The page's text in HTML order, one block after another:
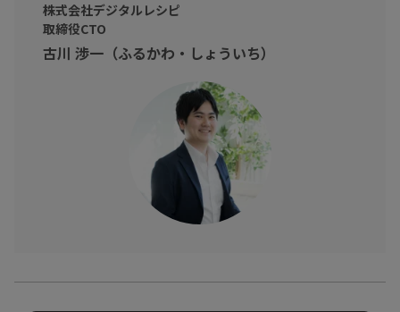
本動画では、AIの深淵と題して、AIが不得意とする悪意や倫理観
について、人間が何を知りどう対処するべきなのかを解説してい
ます。
そして最後に、人間にしかできない仕事（役割）をお伝えしま
AIに仕事を奪われると怯えるのではなく、AIを活用した明るい未
〈実演講座〉chatGPTに営業資料作ってもらいました
と一緒に仕事を進めるデモンストレーションを公開しています。
株式会社デジタルレシピ
取締役CTO
古川 渉一（ふるかわ・しょういち）